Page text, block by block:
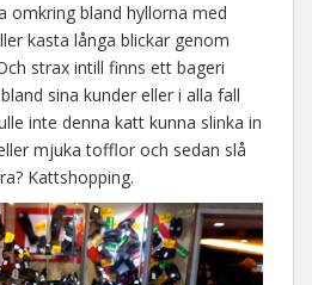
omkring bland hyllorna med
kasta långa blickar genom
strax intill finns ett bageri
sina kunder eller i alla fall
inte denna katt kunna slinka in
mjuka tofflor och sedan slå
Kattshopping.